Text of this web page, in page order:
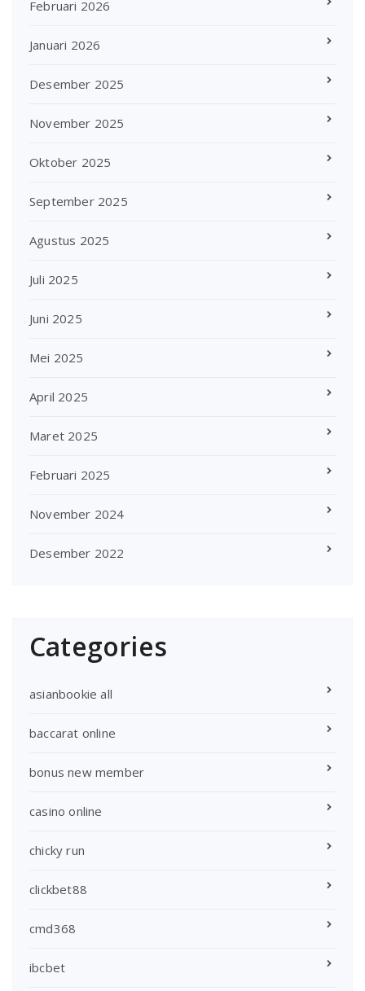
Februari 2026
Januari 2026
Desember 2025
November 2025
Oktober 2025
September 2025
Agustus 2025
Juli 2025
Juni 2025
Mei 2025
April 2025
Maret 2025
Februari 2025
November 2024
Desember 2022
Categories
asianbookie all
baccarat online
bonus new member
casino online
chicky run
clickbet88
cmd368
ibcbet